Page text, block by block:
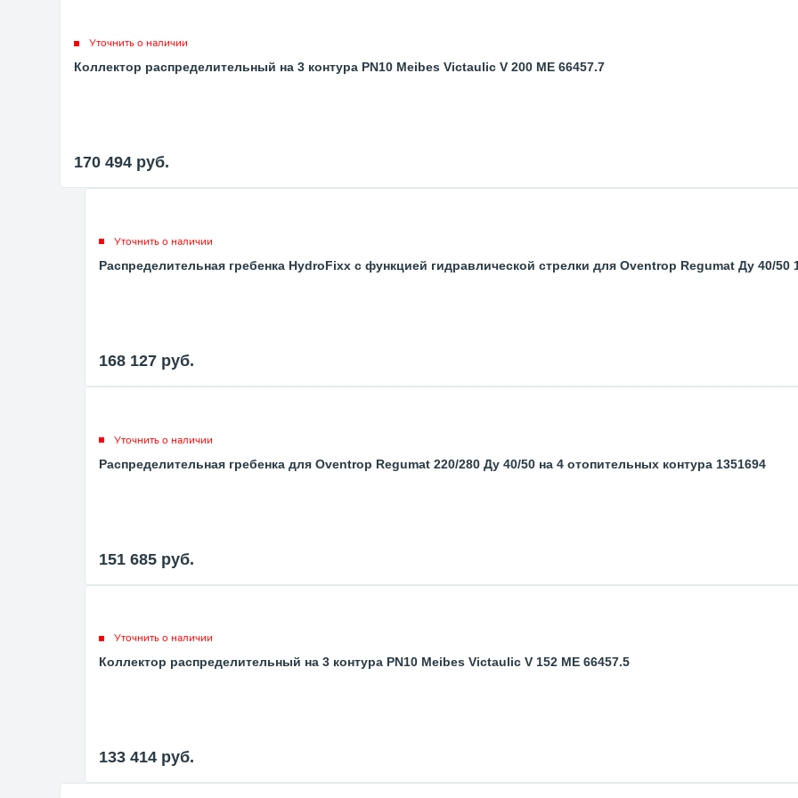
Уточнить о наличии
Коллектор распределительный на 3 контура PN10 Meibes Victaulic V 200 ME 66457.7
170 494 руб.
Уточнить о наличии
Распределительная гребенка HydroFixx с функцией гидравлической стрелки для Oventrop Regumat Ду 40/50
168 127 руб.
Уточнить о наличии
Распределительная гребенка для Oventrop Regumat 220/280 Ду 40/50 на 4 отопительных контура 1351694
151 685 руб.
Уточнить о наличии
Коллектор распределительный на 3 контура PN10 Meibes Victaulic V 152 ME 66457.5
133 414 руб.